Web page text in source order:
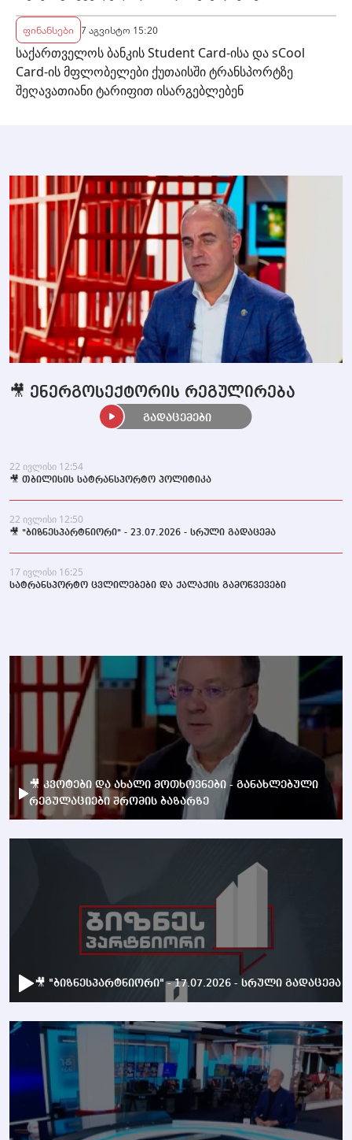
ფინანსები 7 აგვისტო 15:20
საქართველოს ბანკის Student Card-ისა და sCool
Card-ის მფლობელები ქუთაისში ტრანსპორტზე
შეღავათიანი ტარიფით ისარგებლებენ
22 ივლისი 12:54
🎥 თბილისის სატრანსპორტო პოლიტიკა
22 ივლისი 12:50
🎥 "ბიზნესპარტნიორი" - 23.07.2026 - სრული გადაცემა
17 ივლისი 16:25
სატრანსპორტო ცვლილებები და ქალაქის გამოწვევები
🎥 ენერგოსექტორის რეგულირება
გადაცემები
🎥 კვოტები და ახალი მოთხოვნები - განახლებული
რეგულაციები შრომის ბაზარზე
🎥 "ბიზნესპარტნიორი" - 17.07.2026 - სრული გადაცემა